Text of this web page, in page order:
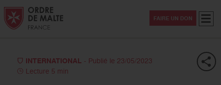
Aller au contenu
Aller à la recherche
Aller au menu
FAIRE UN DON
INTERNATIONAL - Publié le 23/05/2023
Lecture 5 min